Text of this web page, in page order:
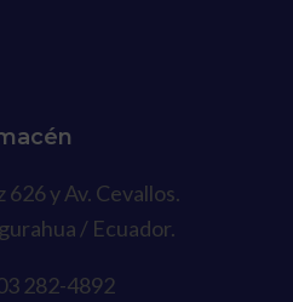
y Av. Cevallos.
/ Ecuador.
282-4892